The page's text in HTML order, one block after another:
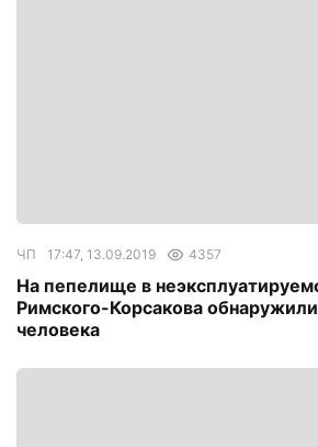
ЧП 17:47, 13.09.2019 4357
На пепелище в
Римского-Корсакова
человека